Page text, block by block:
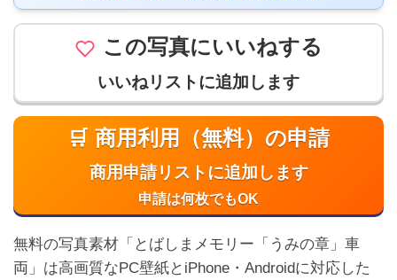
この写真にいいねする
いいねリストに追加します
🛒 商用利用（無料）の申請
商用申請リストに追加します
申請は何枚でもOK
無料の写真素材「とばしまメモリー「うみの章」車
両」は高画質なPC壁紙とiPhone・Androidに対応した